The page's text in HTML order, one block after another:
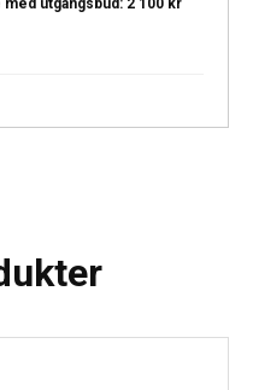
utgångsbud: 2 100 kr